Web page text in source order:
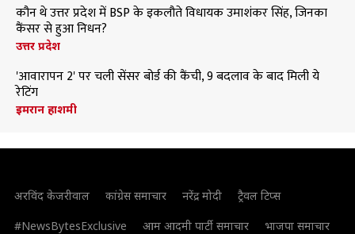
कौन थे उत्तर प्रदेश में BSP के इकलौते विधायक उमाशंकर सिंह, जिनका
कैंसर से हुआ निधन?
उत्तर प्रदेश
'आवारापन 2' पर चली सेंसर बोर्ड की कैंची, 9 बदलाव के बाद मिली ये
रेटिंग
इमरान हाशमी
अरविंद केजरीवाल कांग्रेस समाचार नरेंद्र मोदी
ट्रैवल टिप्स
#NewsBytesExclusive
आम आदमी पार्टी समाचार
भाजपा समाचार